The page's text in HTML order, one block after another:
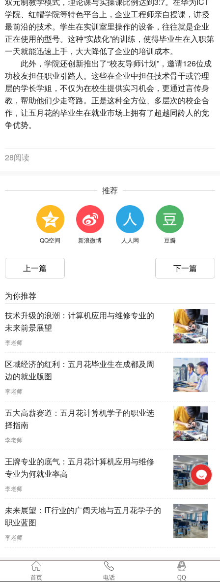
学院、红帽学院等特色平台上，企业工程师亲自授课，讲授
最前沿的技术。学生在实训室里操作的设备，往往就是企业
正在使用的型号。这种“实战化”的训练，使得毕业生在入职第
一天就能迅速上手，大大降低了企业的培训成本。
此外，学院还创新推出了“校友导师计划”，邀请126位成
功校友担任职业引路人。这些在企业中担任技术骨干或管理
层的学长学姐，不仅为在校生提供实习机会，更通过言传身
教，帮助他们少走弯路。正是这种全方位、多层次的校企合
作，让五月花的毕业生在就业市场上拥有了超越同龄人的竞
争优势。
28阅读
推荐
QQ空间 新浪微博 人人网 豆瓣
上一篇 下一篇
为你推荐
技术升级的浪潮：计算机应用与维修专业的
未来前景展望
李老师
区域经济的红利：五月花毕业生在成都及周
边的就业版图
李老师
五大高薪赛道：五月花计算机学子的职业选
择指南
李老师
王牌专业的底气：五月花计算机应用与维修
专业为何就业率高
李老师
未来展望：IT行业的广阔天地与五月花学子的
职业蓝图
李老师
首页 电话 QQ